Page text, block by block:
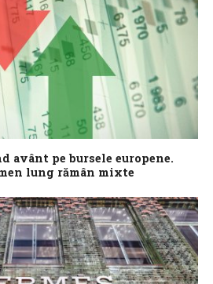
avânt pe bursele europene.
lung rămân mixte
a brandurilor de lux precum Louis
&...